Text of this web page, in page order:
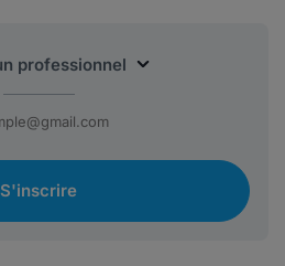
S'inscrire